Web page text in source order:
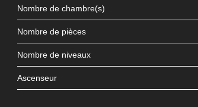
Nombre de chambre(s)
Nombre de pièces
Nombre de niveaux
Ascenseur